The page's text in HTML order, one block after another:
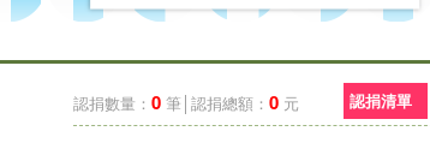
認捐數量： 0 筆│認捐總額： 0 元 認捐清單